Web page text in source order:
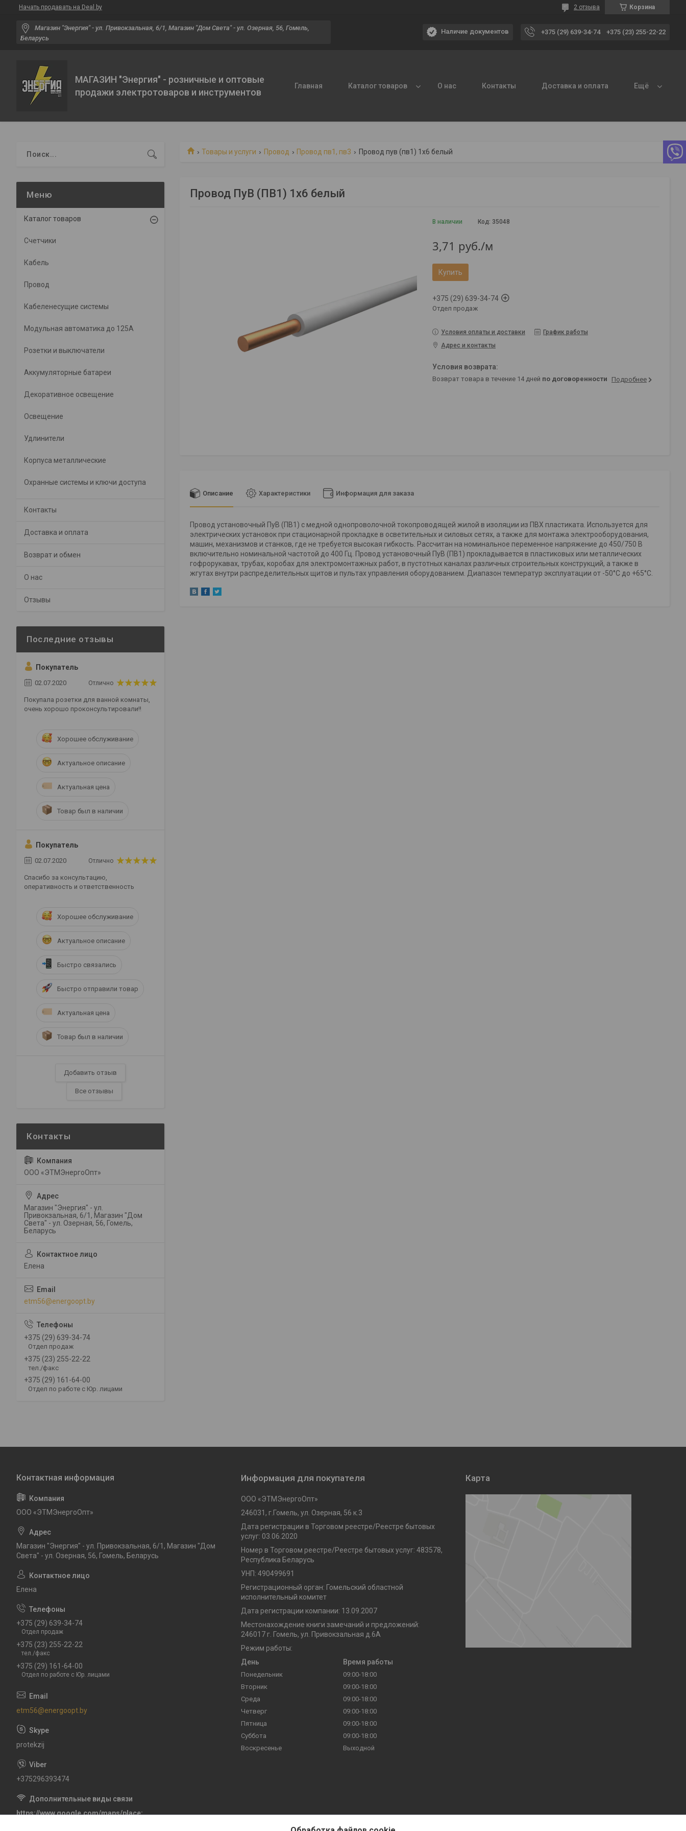
Начать продавать на Deal.by Корзина
2 отзыва
Магазин "Энергия" - ул. Привокзальная, 6/1, Магазин "Дом Света" - ул. Озерная, 56, Гомель,
Беларусь
Наличие документов +375 (29) 639-34-74 +375 (23) 255-22-22
МАГАЗИН "Энергия" - розничные и оптовые
продажи электротоваров и инструментов
Главная Каталог товаров О нас Контакты Доставка и оплата Ещё
Товары и услуги Провод Провод пв1, пв3 Провод пув (пв1) 1х6 белый
Провод ПуВ (ПВ1) 1х6 белый
В наличии Код: 35048
3,71 руб./м
Купить
+375 (29) 639-34-74
Отдел продаж
Условия оплаты и доставки
График работы
Адрес и контакты
возврат товара в течение 14 дней по договоренности Подробнее
Описание Характеристики Информация для заказа
Провод установочный ПуВ (ПВ1) с медной однопроволочной токопроводящей жилой в изоляции из ПВХ пластиката. Используется для
электрических установок при стационарной прокладке в осветительных и силовых сетях, а также для монтажа электрооборудования,
машин, механизмов и станков, где не требуется высокая гибкость. Рассчитан на номинальное переменное напряжение до 450/750 В
включительно номинальной частотой до 400 Гц. Провод установочный ПуВ (ПВ1) прокладывается в пластиковых или металлических
гофрорукавах, трубах, коробах для электромонтажных работ, в пустотных каналах различных строительных конструкций, а также в
жгутах внутри распределительных щитов и пультах управления оборудованием. Диапазон температур эксплуатации от -50°С до +65°С.
Каталог товаров
Счетчики
Кабель
Провод
Кабеленесущие системы
Модульная автоматика до 125А
Розетки и выключатели
Аккумуляторные батареи
Декоративное освещение
Освещение
Удлинители
Корпуса металлические
Охранные системы и ключи доступа
Контакты
Доставка и оплата
Возврат и обмен
О нас
Отзывы
Покупатель
02.07.2020 Отлично
Покупала розетки для ванной комнаты,
очень хорошо проконсультировали!!
Хорошее обслуживание
Актуальное описание
Актуальная цена
Товар был в наличии
Покупатель
02.07.2020 Отлично
Спасибо за консультацию,
оперативность и ответственность
Хорошее обслуживание
Актуальное описание
Быстро связались
Быстро отправили товар
Актуальная цена
Товар был в наличии
Добавить отзыв
Все отзывы
ООО «ЭТМЭнергоОпт»
Магазин "Энергия" - ул.
Привокзальная, 6/1, Магазин "Дом
Света" - ул. Озерная, 56, Гомель,
Беларусь
Елена
etm56@energoopt.by
+375 (29) 639-34-74
Отдел продаж
+375 (23) 255-22-22
тел./факс
+375 (29) 161-64-00
Отдел по работе с Юр. лицами
ООО «ЭТМЭнергоОпт»
Магазин "Энергия" - ул. Привокзальная, 6/1, Магазин "Дом
Света" - ул. Озерная, 56, Гомель, Беларусь
Елена
+375 (29) 639-34-74
Отдел продаж
+375 (23) 255-22-22
тел./факс
+375 (29) 161-64-00
Отдел по работе с Юр. лицами
etm56@energoopt.by
protekzij
+375296393474
https://www.google.com/maps/place
Информация для покупателя
ООО «ЭТМЭнергоОпт»
246031, г.Гомель, ул. Озерная, 56 к.3
Дата регистрации в Торговом реестре/Реестре бытовых
услуг: 03.06.2020
Номер в Торговом реестре/Реестре бытовых услуг: 483578,
Республика Беларусь
УНП: 490499691
Регистрационный орган: Гомельский областной
исполнительный комитет
Дата регистрации компании: 13.09.2007
Местонахождение книги замечаний и предложений:
246017 г. Гомель, ул. Привокзальная д.6А
Режим работы:
День
Время работы
Понедельник
09:00-18:00
Вторник
09:00-18:00
Среда
09:00-18:00
Четверг
09:00-18:00
Пятница
09:00-18:00
Суббота
09:00-18:00
Воскресенье
Выходной
Карта